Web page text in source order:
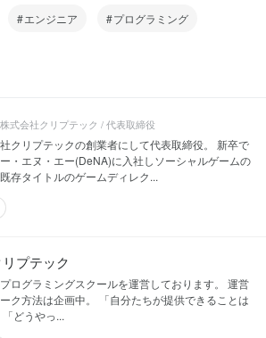
エンジニア プログラミング
株式会社クリプテック / 代表取締役
クリプテックの創業者にして代表取締役。 新卒で
・エヌ・エー(DeNA)に入社しソーシャルゲームの
存タイトルのゲームディレク...
プテック
ログラミングスクールを運営しております。 運営
ク方法は企画中。 「自分たちが提供できることは
どうやっ...